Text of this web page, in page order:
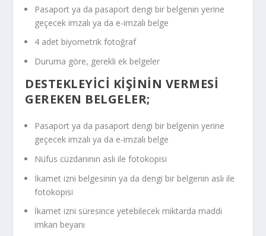
Pasaport ya da pasaport dengi bir belgenin yerine
geçecek imzalı ya da e-imzalı belge
4 adet biyometrik fotoğraf
Duruma göre, gerekli ek belgeler
DESTEKLEYICI KIŞININ VERMESI
GEREKEN BELGELER;
Pasaport ya da pasaport dengi bir belgenin yerine
geçecek imzalı ya da e-imzalı belge
Nüfus cüzdanının aslı ile fotokopisi
İkamet izni belgesinin ya da dengi bir belgenin aslı ile
fotokopisi
İkamet izni süresince yetebilecek miktarda maddi
imkan beyanı